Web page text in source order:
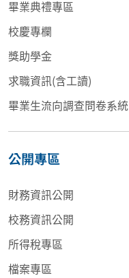
畢業典禮專區
校慶專欄
獎助學金
求職資訊(含工讀)
畢業生流向調查問卷系統
公開專區
財務資訊公開
校務資訊公開
所得稅專區
檔案專區